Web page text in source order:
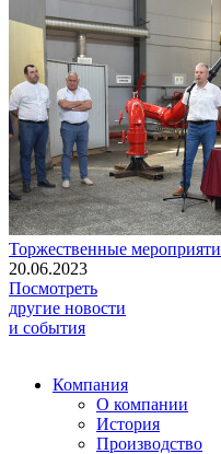
Торжественные
20.06.2023
Посмотреть
другие новости
и события
Компания
О компании
История
Производство